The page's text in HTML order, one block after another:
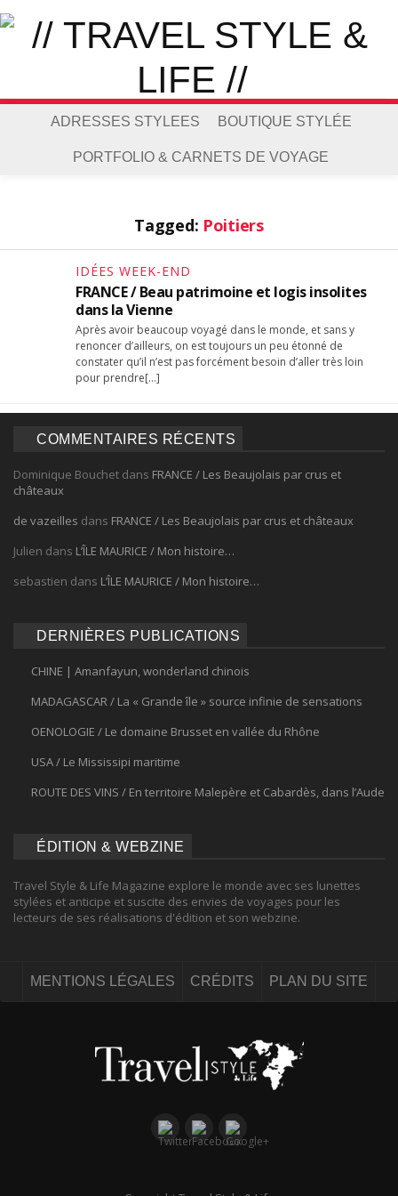
ADRESSES STYLEES BOUTIQUE STYLÉE
PORTFOLIO & CARNETS DE VOYAGE
Tagged: Poitiers
IDÉES WEEK-END
FRANCE / Beau patrimoine et logis insolites
dans la Vienne
Après avoir beaucoup voyagé dans le monde, et sans y
renoncer d’ailleurs, on est toujours un peu étonné de
constater qu’il n’est pas forcément besoin d’aller très loin
pour prendre[…]
COMMENTAIRES RÉCENTS
Dominique Bouchet dans FRANCE / Les Beaujolais par crus et
châteaux
de vazeilles dans FRANCE / Les Beaujolais par crus et châteaux
Julien dans L’ÎLE MAURICE / Mon histoire…
sebastien dans L’ÎLE MAURICE / Mon histoire…
DERNIÈRES PUBLICATIONS
CHINE | Amanfayun, wonderland chinois
MADAGASCAR / La « Grande île » source infinie de sensations
OENOLOGIE / Le domaine Brusset en vallée du Rhône
USA / Le Mississipi maritime
ROUTE DES VINS / En territoire Malepère et Cabardès, dans l’Aude
ÉDITION & WEBZINE
Travel Style & Life Magazine explore le monde avec ses lunettes
stylées et anticipe et suscite des envies de voyages pour les
lecteurs de ses réalisations d'édition et son webzine.
MENTIONS LÉGALES CRÉDITS PLAN DU SITE